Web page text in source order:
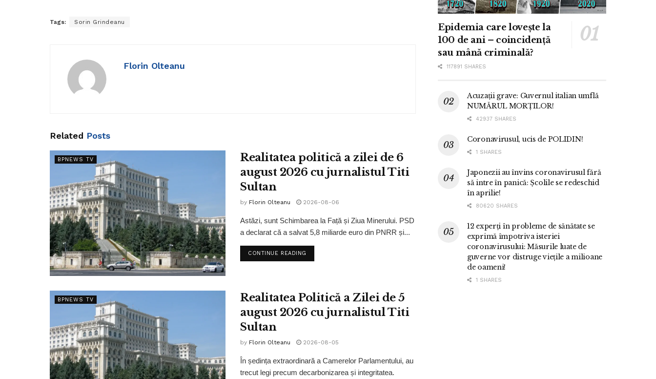
Tags: Sorin Grindeanu
Florin Olteanu
Related Posts
BPNEWS TV
Realitatea politică a zilei de 6
august 2026 cu jurnalistul Titi
Sultan
by Florin Olteanu 2026-08-06
Astăzi, sunt Schimbarea la Față și Ziua Minerului. PSD
a declarat că a salvat 5,8 miliarde euro din PNRR și...
CONTINUE READING
BPNEWS TV
Realitatea Politică a Zilei de 5
august 2026 cu jurnalistul Titi
Sultan
by Florin Olteanu 2026-08-05
În ședința extraordinară a Camerelor Parlamentului, au
trecut legi precum decarbonizarea și integritatea.
Epidemia care lovește la
100 de ani – coincidență
sau mână criminală?
117891 SHARES
Acuzații grave: Guvernul italian umflă
NUMĂRUL MORȚILOR!
42937 SHARES
Coronavirusul, ucis de POLIDIN!
1 SHARES
Japonezii au învins coronavirusul fără
să intre în panică: Școlile se redeschid
în aprilie!
80620 SHARES
12 experți în probleme de sănătate se
exprimă împotriva isteriei
coronavirusului: Măsurile luate de
guverne vor distruge viețile a milioane
de oameni!
1 SHARES